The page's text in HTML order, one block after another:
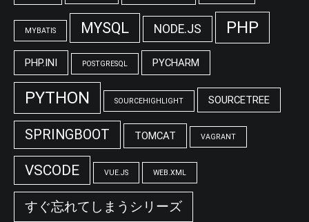
MYBATIS MYSQL NODE.JS PHP
PHP.INI POSTGRESQL PYCHARM
PYTHON SOURCEHIGHLIGHT SOURCETREE
SPRINGBOOT TOMCAT VAGRANT
VSCODE VUE.JS WEB.XML
すぐ忘れてしまうシリーズ